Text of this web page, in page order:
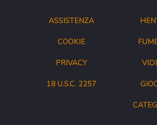
ASSISTENZA
COOKIE
PRIVACY
18 U.S.C. 2257